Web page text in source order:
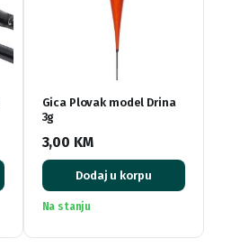
Gica Plovak model Drina
3g
3,00 KM
Dodaj u korpu
Na stanju